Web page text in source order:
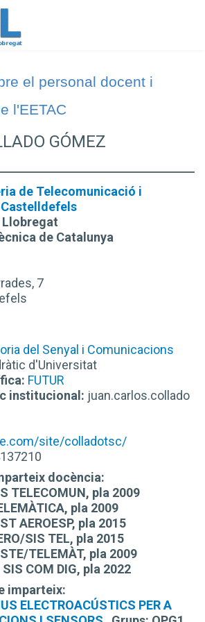
el personal docent i
l'EETAC
GÓMEZ
de Telecomunicació i
Llobregat
de Catalunya
7
del Senyal i Comunicacions
d'Universitat
FUTUR
institucional: juan.carlos.collado
site/colladotsc/
docència:
TELECOMUN, pla 2009
pla 2009
AEROESP, pla 2015
SIS TEL, pla 2015
TELEMÀT, pla 2009
SIS COM DIG, pla 2022
imparteix:
ELECTROACÚSTICS PER A